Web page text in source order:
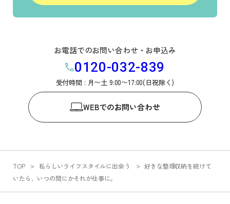
お電話でのお問い合わせ・お申込み
0120-032-839
受付時間 : 月〜土 9:00〜17:00(日祝除く)
WEBでのお問い合わせ
TOP 私らしいライフスタイルに出会う
好きな整理収納を続けて
いたら、いつの間にかそれが仕事に。